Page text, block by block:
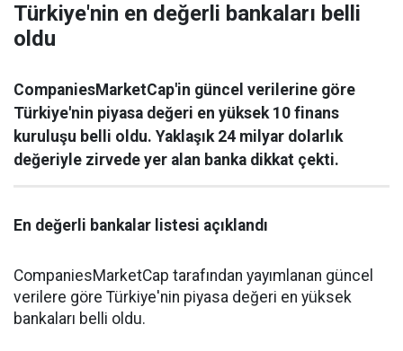
Türkiye'nin en değerli bankaları belli
oldu
CompaniesMarketCap'in güncel verilerine göre
Türkiye'nin piyasa değeri en yüksek 10 finans
kuruluşu belli oldu. Yaklaşık 24 milyar dolarlık
değeriyle zirvede yer alan banka dikkat çekti.
En değerli bankalar listesi açıklandı
CompaniesMarketCap tarafından yayımlanan güncel
verilere göre Türkiye'nin piyasa değeri en yüksek
bankaları belli oldu.